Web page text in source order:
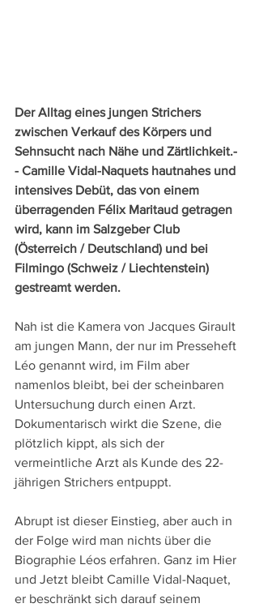
Der Alltag eines jungen Strichers
zwischen Verkauf des Körpers und
Sehnsucht nach Nähe und Zärtlichkeit.-
- Camille Vidal-Naquets hautnahes und
intensives Debüt, das von einem
überragenden Félix Maritaud getragen
wird, kann im Salzgeber Club
(Österreich / Deutschland) und bei
Filmingo (Schweiz / Liechtenstein)
gestreamt werden.
Nah ist die Kamera von Jacques Girault
am jungen Mann, der nur im Presseheft
Léo genannt wird, im Film aber
namenlos bleibt, bei der scheinbaren
Untersuchung durch einen Arzt.
Dokumentarisch wirkt die Szene, die
plötzlich kippt, als sich der
vermeintliche Arzt als Kunde des 22-
jährigen Strichers entpuppt.
Abrupt ist dieser Einstieg, aber auch in
der Folge wird man nichts über die
Biographie Léos erfahren. Ganz im Hier
und Jetzt bleibt Camille Vidal-Naquet,
er beschränkt sich darauf seinem